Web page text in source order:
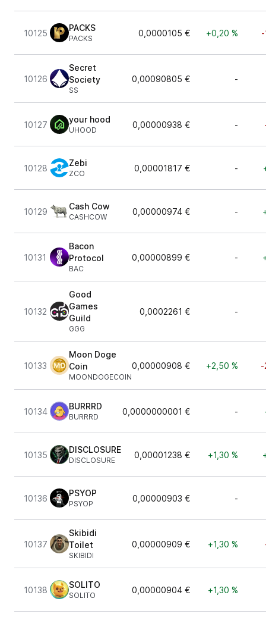
10125
PACKS
PACKS
0,0000105 € +0,20 %
10126
Secret
Society
SS
0,00090805 € -
10127
your hood
UHOOD
0,00000938 € -
10128
Zebi
ZCO
0,00001817 € -
10129
Cash Cow
CASHCOW
0,00000974 € -
10131
Bacon
Protocol
BAC
0,00000899 € -
10132
Good
Games
Guild
GGG
0,0002261 € -
10133
Moon Doge
Coin
MOONDOGECOIN
0,00000908 € +2,50 % -
10134
BURRRD
BURRRD
0,0000000001 € -
10135
DISCLOSURE
DISCLOSURE
0,00001238 € +1,30 %
10136
PSYOP
PSYOP
0,00000903 € -
10137
Skibidi
Toilet
SKIBIDI
0,00000909 € +1,30 %
10138
SOLITO
SOLITO
0,00000904 € +1,30 %